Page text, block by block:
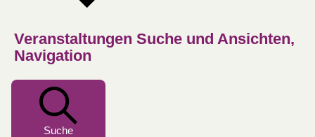
Veranstaltungen Suche und Ansichten,
Navigation
Suche